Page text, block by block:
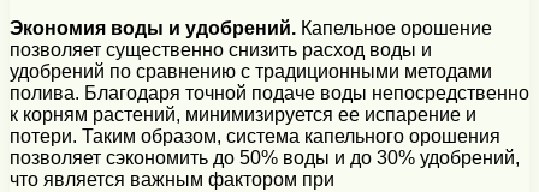
Экономия воды и удобрений. Капельное орошение
позволяет существенно снизить расход воды и
удобрений по сравнению с традиционными методами
полива. Благодаря точной подаче воды непосредственно
к корням растений, минимизируется ее испарение и
потери. Таким образом, система капельного орошения
позволяет сэкономить до 50% воды и до 30% удобрений,
что является важным фактором при